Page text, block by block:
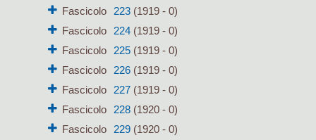
Fascicolo
223(1919 - 0)
Fascicolo
224(1919 - 0)
Fascicolo
225(1919 - 0)
Fascicolo
226(1919 - 0)
Fascicolo
227(1919 - 0)
Fascicolo
228(1920 - 0)
Fascicolo
229(1920 - 0)